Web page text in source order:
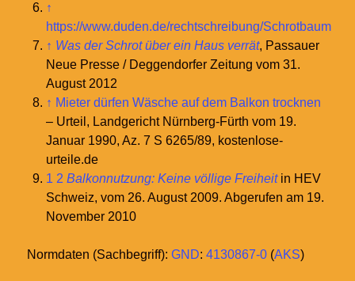
↑
https://www.duden.de/rechtschreibung/Schrotbaum
↑ Was der Schrot über ein Haus verrät, Passauer
Neue Presse / Deggendorfer Zeitung vom 31.
August 2012
↑ Mieter dürfen Wäsche auf dem Balkon trocknen
– Urteil, Landgericht Nürnberg-Fürth vom 19.
Januar 1990, Az. 7 S 6265/89, kostenlose-
urteile.de
1 2 Balkonnutzung: Keine völlige Freiheitin HEV
Schweiz, vom 26. August 2009. Abgerufen am 19.
November 2010
Normdaten (Sachbegriff): GND: 4130867-0 (AKS)